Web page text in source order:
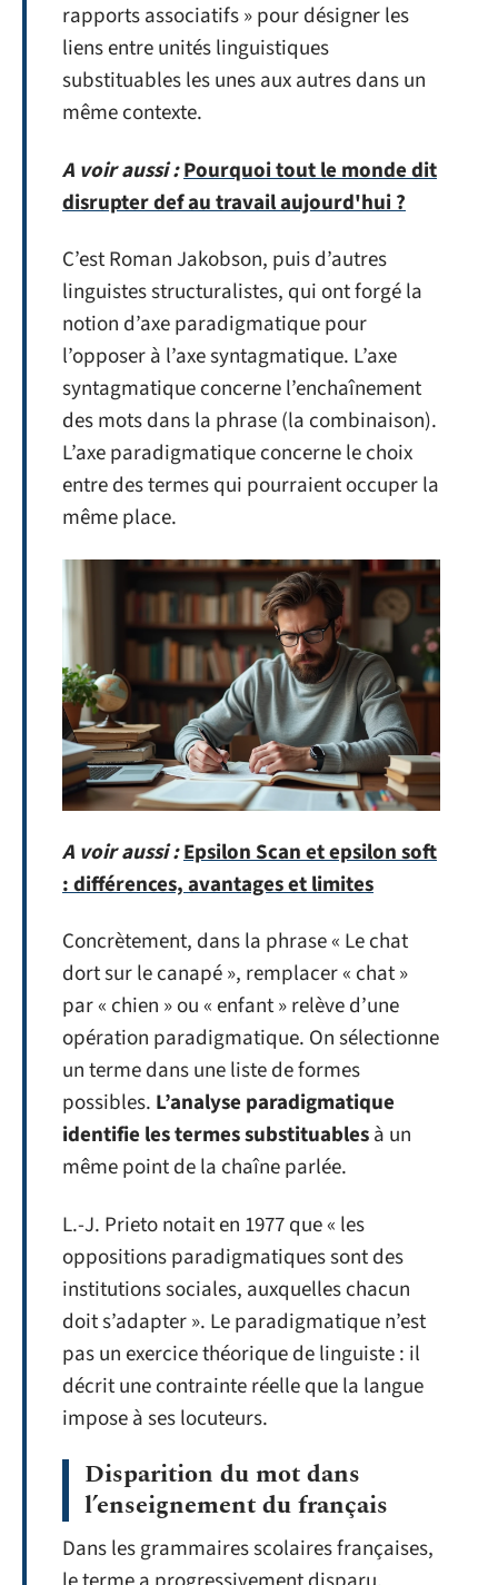
rapports associatifs » pour désigner les
liens entre unités linguistiques
substituables les unes aux autres dans un
même contexte.
A voir aussi :Pourquoi tout le monde dit
disrupter def au travail aujourd'hui ?
C’est Roman Jakobson, puis d’autres
linguistes structuralistes, qui ont forgé la
notion d’axe paradigmatique pour
l’opposer à l’axe syntagmatique. L’axe
syntagmatique concerne l’enchaînement
des mots dans la phrase (la combinaison).
L’axe paradigmatique concerne le choix
entre des termes qui pourraient occuper la
même place.
A voir aussi :Epsilon Scan et epsilon soft
: différences, avantages et limites
Concrètement, dans la phrase « Le chat
dort sur le canapé », remplacer « chat »
par « chien » ou « enfant » relève d’une
opération paradigmatique. On sélectionne
un terme dans une liste de formes
possibles. L’analyse paradigmatique
identifie les termes substituablesà un
même point de la chaîne parlée.
L.-J. Prieto notait en 1977 que « les
oppositions paradigmatiques sont des
institutions sociales, auxquelles chacun
doit s’adapter ». Le paradigmatique n’est
pas un exercice théorique de linguiste : il
décrit une contrainte réelle que la langue
impose à ses locuteurs.
Disparition du mot dans
l’enseignement du français
Dans les grammaires scolaires françaises,